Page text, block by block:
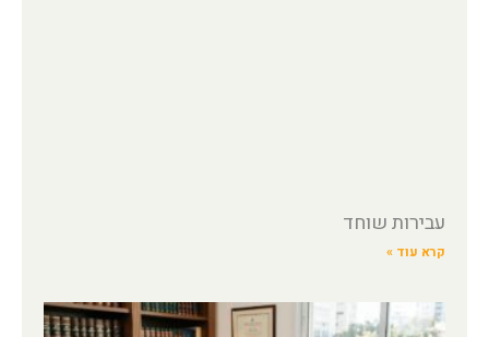
עבירות שוחד
קרא עוד »